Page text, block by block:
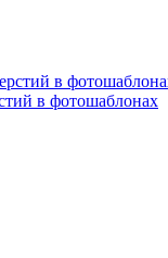
в фотошаблонах